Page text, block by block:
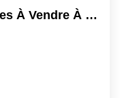
Maison Spacieuse De 7 Pièces À Vendre À Oyonnax - Réf. 2592